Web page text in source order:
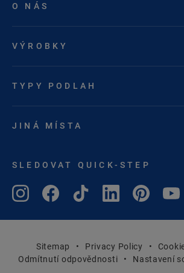
O NÁS
VÝROBKY
TYPY PODLAH
JINÁ MÍSTA
SLEDOVAT QUICK-STEP
Sitemap Privacy Policy
Odmítnutí odpovědnosti
Nastavení